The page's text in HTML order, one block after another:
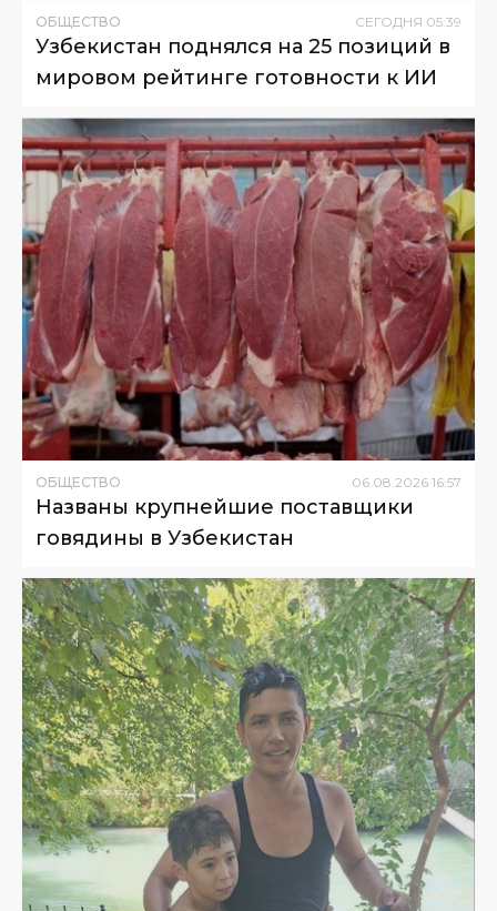
ОБЩЕСТВО СЕГОДНЯ 05:39
Узбекистан поднялся на 25 позиций в
мировом рейтинге готовности к ИИ
ОБЩЕСТВО 06.08.2026 16:57
Названы крупнейшие поставщики
говядины в Узбекистан